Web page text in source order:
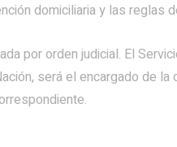
domiciliaria y las reglas
por orden judicial. El
será el encargado de